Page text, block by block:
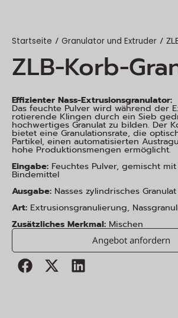
Startseite / Granulator und Extruder /
ZLB-Korb-
Effizienter Nass-Extrusionsgranulator:
Das feuchte Pulver wird während der
rotierende Klingen durch ein Sieb
hochwertiges Granulat zu bilden. Der
bietet eine Granulationsrate, die
Partikel, einen automatisierten
hohe Produktionsmengen ermöglicht.
Eingabe: Feuchtes Pulver, gemischt
Bindemittel
Ausgabe: Nasses zylindrisches Granulat
Art: Extrusionsgranulierung,
Zusätzliches Merkmal: Mischen
Angebot anfordern